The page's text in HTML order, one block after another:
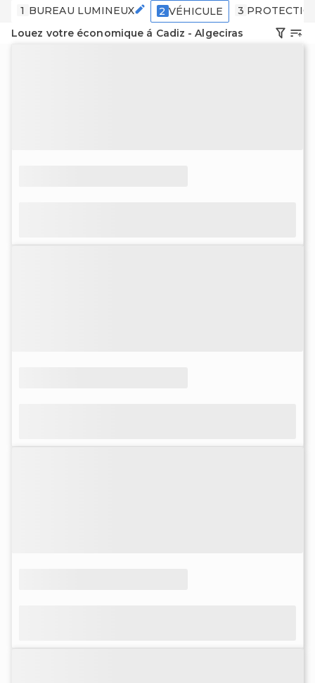
1 BUREAU LUMINEUX 2 VÉHICULE 3
Louez votre économique á Cadiz - Algeciras